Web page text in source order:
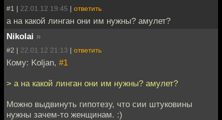
#1 | 22.01.12 19:45 | ответить
а на какой линган они им нужны? амулет?
Nikolai »
#2 | 22.01.12 21:13 | ответить
Кому: Koljan, #1
> а на какой линган они им нужны? амулет?
Можно выдвинуть гипотезу, что сии штуковины
нужны зачем-то женщинам. :)